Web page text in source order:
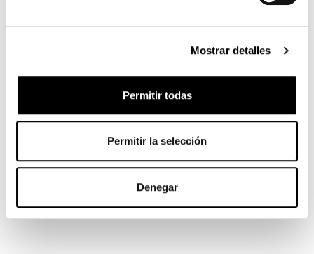
Mostrar detalles
Permitir todas
Permitir la selección
Denegar